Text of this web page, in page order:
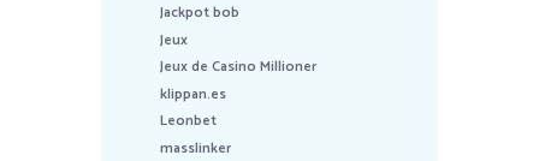
Jackpot bob
Jeux
Jeux de Casino Millioner
klippan.es
Leonbet
masslinker